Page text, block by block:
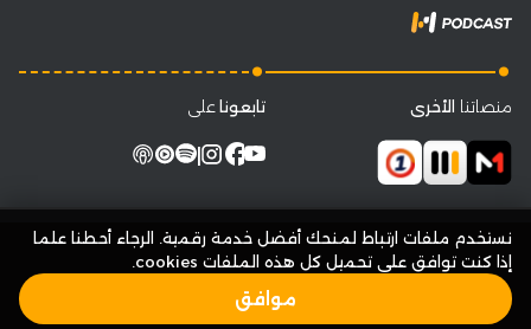
.
.
منصاتنا الأخرى تابعونا على
facebook
نستخدم ملفات ارتباط لمنحك أفضل خدمة رقمية. الرجاء أحطنا علما
إذا كنت توافق على تحميل كل هذه الملفات cookies.
موافق